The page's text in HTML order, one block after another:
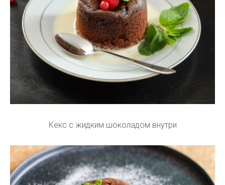
Кекс с жидким шоколадом внутри